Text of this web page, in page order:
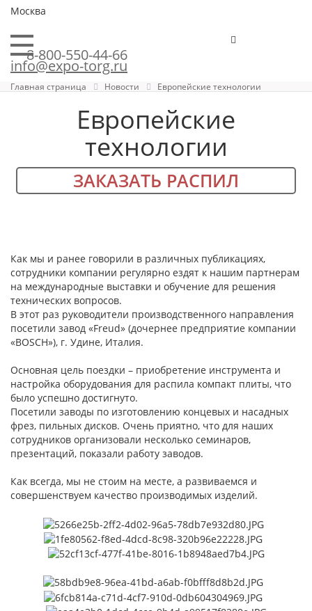
Москва
8-800-550-44-66
info@expo-torg.ru
Главная страница Новости Европейские технологии
Европейские
технологии
ЗАКАЗАТЬ РАСПИЛ
Как мы и ранее говорили в различных публикациях,
сотрудники компании регулярно ездят к нашим партнерам
на международные выставки и обучение для решения
технических вопросов.
В этот раз руководители производственного направления
посетили завод «Freud» (дочернее предприятие компании
«BOSCH»), г. Удине, Италия.
Основная цель поездки – приобретение инструмента и
настройка оборудования для распила компакт плиты, что
было успешно достигнуто.
Посетили заводы по изготовлению концевых и насадных
фрез, пильных дисков. Очень приятно, что для наших
сотрудников организовали несколько семинаров,
презентаций, показали работу заводов.
Как всегда, мы не стоим на месте, а развиваемся и
совершенствуем качество производимых изделий.